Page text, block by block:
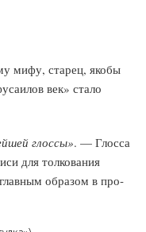
мифу, старец, якобы
век» стало
глос­сы». — Глосса
для толко­вания
образом в про­